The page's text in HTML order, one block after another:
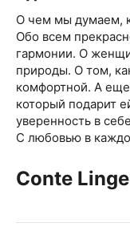
О чем мы думаем,
Обо всем
гармонии. О
природы. О том,
комфортной. А еще
который подарит
уверенность в
С любовью в
Сonte